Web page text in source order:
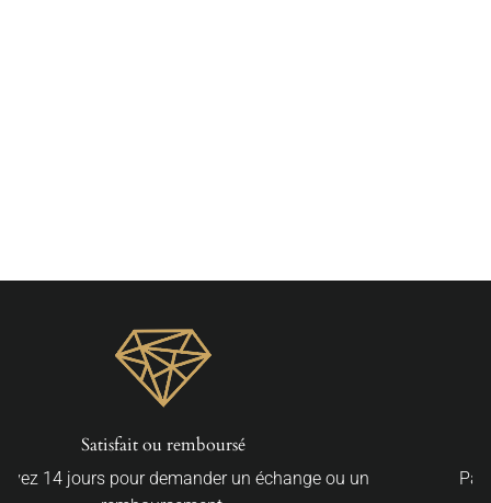
ou un
Paiements sécurisés
Par Carte Bancaire, Apple Pay ou PayPal.